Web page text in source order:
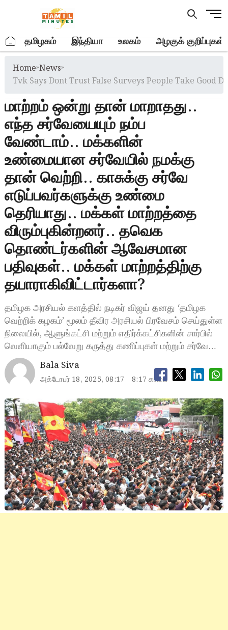
M
u
t
o
. தமிழகம் இந்தியா உலகம் அழகுக் குறிப்புகள்
Home»News»
Tvk Says Dont Trust False Surveys People Take Good
மாற்றம் ஒன்று தான் மாறாதது..
எந்த சர்வேயையும் நம்ப
வேண்டாம்.. மக்களின்
உண்மையான சர்வேயில் நமக்கு
தான் வெற்றி.. காசுக்கு சர்வே
எடுப்பவர்களுக்கு உண்மை
தெரியாது.. மக்கள் மாற்றத்தை
விரும்புகின்றனர்.. தவெக
தொண்டர்களின் ஆவேசமான
பதிவுகள்.. மக்கள் மாற்றத்திற்கு
தயாராகிவிட்டார்களா?
தமிழக அரசியல் களத்தில் நடிகர் விஜய் தனது ‘தமிழக
வெற்றிக் கழகம்’ மூலம் தீவிர அரசியல் பிரவேசம் செய்துள்ள
நிலையில், ஆளுங்கட்சி மற்றும் எதிர்க்கட்சிகளின் சார்பில்
வெளியாகும் பல்வேறு கருத்து கணிப்புகள் மற்றும் சர்வே…
Bala Siva
அக்டோபர் 18, 2025, 08:17 8:17 காலை